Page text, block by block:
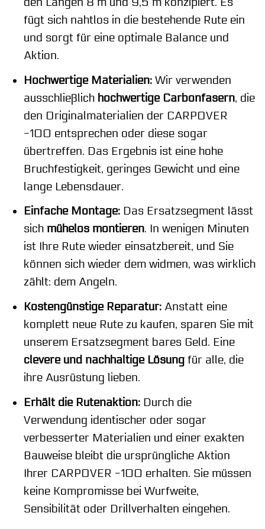
den Längen 8 m und 9,5 m konzipiert. Es
fügt sich nahtlos in die bestehende Rute ein
und sorgt für eine optimale Balance und
Aktion.
Hochwertige Materialien:Wir verwenden
ausschließlich hochwertige Carbonfasern, die
den Originalmaterialien der CARPOVER
-100 entsprechen oder diese sogar
übertreffen. Das Ergebnis ist eine hohe
Bruchfestigkeit, geringes Gewicht und eine
lange Lebensdauer.
Einfache Montage:Das Ersatzsegment lässt
sich mühelos montieren. In wenigen Minuten
ist Ihre Rute wieder einsatzbereit, und Sie
können sich wieder dem widmen, was wirklich
zählt: dem Angeln.
Kostengünstige Reparatur:Anstatt eine
komplett neue Rute zu kaufen, sparen Sie mit
unserem Ersatzsegment bares Geld. Eine
clevere und nachhaltige Lösungfür alle, die
ihre Ausrüstung lieben.
Erhält die Rutenaktion:Durch die
Verwendung identischer oder sogar
verbesserter Materialien und einer exakten
Bauweise bleibt die ursprüngliche Aktion
Ihrer CARPOVER -100 erhalten. Sie müssen
keine Kompromisse bei Wurfweite,
Sensibilität oder Drillverhalten eingehen.